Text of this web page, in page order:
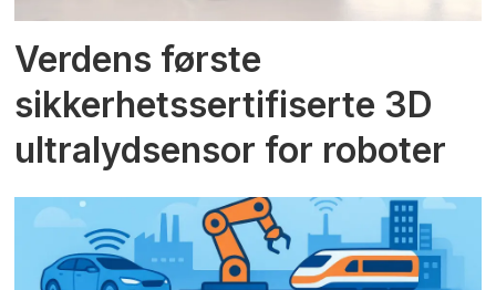
Verdens første
sikkerhetssertifiserte 3D
ultralydsensor for roboter